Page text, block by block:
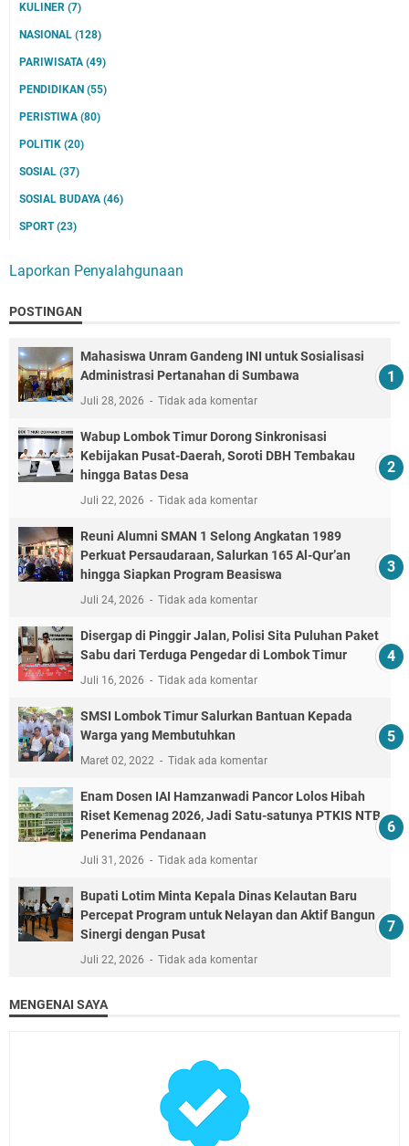
KULINER (7)
NASIONAL (128)
PARIWISATA (49)
PENDIDIKAN (55)
PERISTIWA (80)
POLITIK (20)
SOSIAL (37)
SOSIAL BUDAYA (46)
SPORT(23)
Laporkan Penyalahgunaan
POSTINGAN
Mahasiswa Unram Gandeng INI untuk Sosialisasi
Administrasi Pertanahan di Sumbawa
Juli 28, 2026 Tidak ada komentar
Wabup Lombok Timur Dorong Sinkronisasi
Kebijakan Pusat-Daerah, Soroti DBH Tembakau
hingga Batas Desa
Juli 22, 2026 Tidak ada komentar
Reuni Alumni SMAN 1 Selong Angkatan 1989
Perkuat Persaudaraan, Salurkan 165 Al-Qur’an
hingga Siapkan Program Beasiswa
Juli 24, 2026 Tidak ada komentar
Disergap di Pinggir Jalan, Polisi Sita Puluhan Paket
Sabu dari Terduga Pengedar di Lombok Timur
Juli 16, 2026 Tidak ada komentar
SMSI Lombok Timur Salurkan Bantuan Kepada
Warga yang Membutuhkan
Maret 02, 2022 Tidak ada komentar
Enam Dosen IAI Hamzanwadi Pancor Lolos Hibah
Riset Kemenag 2026, Jadi Satu-satunya PTKIS NTB
Penerima Pendanaan
Juli 31, 2026 Tidak ada komentar
Bupati Lotim Minta Kepala Dinas Kelautan Baru
Percepat Program untuk Nelayan dan Aktif Bangun
Sinergi dengan Pusat
Juli 22, 2026 Tidak ada komentar
MENGENAI SAYA